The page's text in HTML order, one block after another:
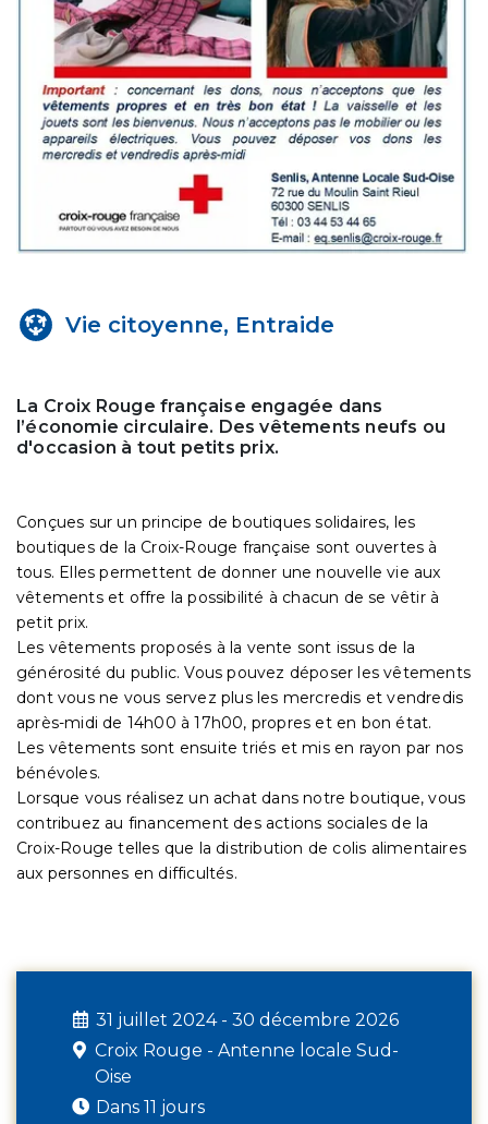
Vie citoyenne, Entraide
La Croix Rouge française engagée dans
l’économie circulaire. Des vêtements neufs ou
d'occasion à tout petits prix.
Conçues sur un principe de boutiques solidaires, les
boutiques de la Croix-Rouge française sont ouvertes à
tous. Elles permettent de donner une nouvelle vie aux
vêtements et offre la possibilité à chacun de se vêtir à
petit prix.
Les vêtements proposés à la vente sont issus de la
générosité du public. Vous pouvez déposer les vêtements
dont vous ne vous servez plus les mercredis et vendredis
après-midi de 14h00 à 17h00, propres et en bon état.
Les vêtements sont ensuite triés et mis en rayon par nos
bénévoles.
Lorsque vous réalisez un achat dans notre boutique, vous
contribuez au financement des actions sociales de la
Croix-Rouge telles que la distribution de colis alimentaires
aux personnes en difficultés.
31 juillet 2024 - 30 décembre 2026
Croix Rouge - Antenne locale Sud-
Oise
Dans 11 jours